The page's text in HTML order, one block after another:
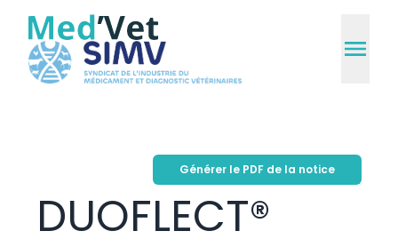
Générer le PDF de la notice
DUOFLECT®